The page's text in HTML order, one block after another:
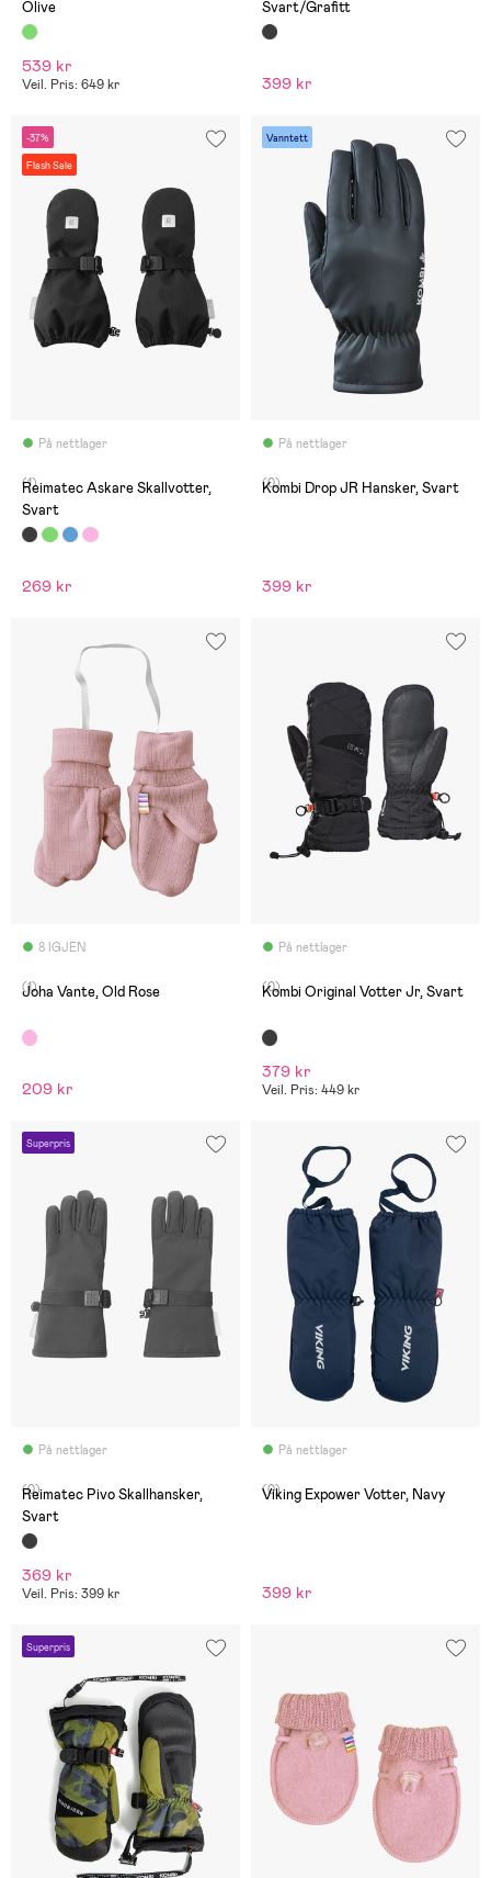
Olive
539 kr
Veil. Pris: 649 kr
Svart/Grafitt
399 kr
-37%
Flash Sale
På nettlager
(1)
Reimatec Askare Skallvotter,
Svart
269 kr
Vanntett
På nettlager
(0)
Kombi Drop JR Hansker, Svart
399 kr
8 IGJEN
(1)
Joha Vante, Old Rose
209 kr
På nettlager
(0)
Kombi Original Votter Jr, Svart
379 kr
Veil. Pris: 449 kr
Superpris
På nettlager
(0)
Reimatec Pivo Skallhansker,
Svart
369 kr
Veil. Pris: 399 kr
På nettlager
(0)
Viking Expower Votter, Navy
399 kr
Superpris